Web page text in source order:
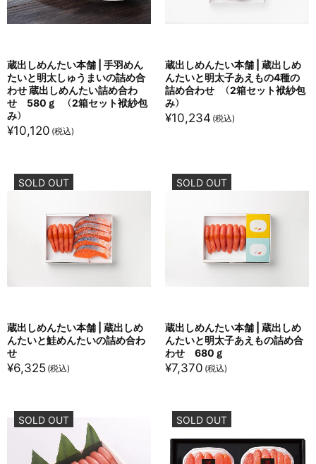
蔵出しめんたい本舗 | 手羽めん
たいと明太しゅうまいの詰め合
わせ 蔵出しめんたい詰め合わ
せ 580ｇ （2箱セット袱紗包
み）
¥10,120
蔵出しめんたい本舗 | 蔵出しめ
んたいと明太子あえもの4種の
詰め合わせ （2箱セット袱紗包
み）
¥10,234
SOLD OUT
蔵出しめんたい本舗 | 蔵出しめ
んたいと鮭めんたいの詰め合わ
せ
¥6,325
SOLD OUT
蔵出しめんたい本舗 | 蔵出しめ
んたいと明太子あえもの詰め合
わせ 680ｇ
¥7,370
SOLD OUT SOLD OUT